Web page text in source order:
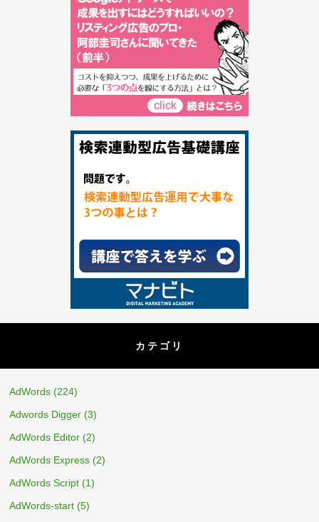
カテゴリ
AdWords (224)
Adwords Digger (3)
AdWords Editor (2)
AdWords Express (2)
AdWords Script (1)
AdWords-start (5)